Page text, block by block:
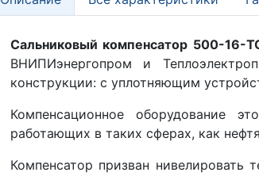
Сальниковый компенсатор 500-16-
ВНИПИэнергопром и
конструкции: с уплотняющим
Компенсационное оборудование
работающих в таких сферах, как
Компенсатор призван